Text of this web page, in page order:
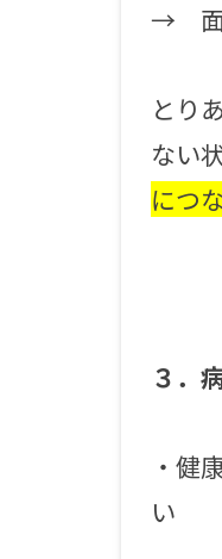
→ 面
とり
ない
につ
３．
・健
い